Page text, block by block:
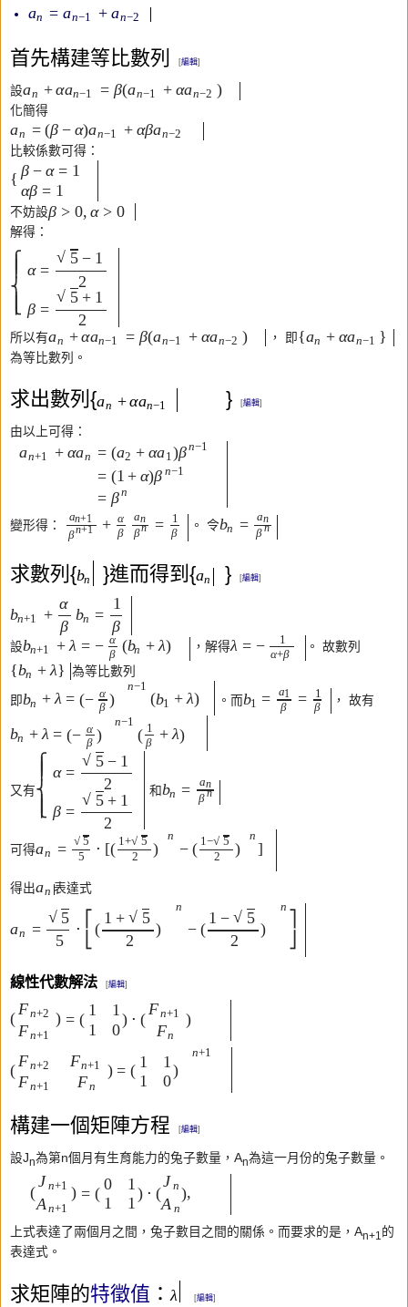
an = an−1 + an−2
首先構建等比數列 [編輯]
設an +αan−1 = β(an−1 + αan−2 )
化簡得
an = (β − α)an−1 + αβan−2
比較係數可得：
{ β − α = 1
αβ = 1
不妨設β > 0, α > 0
解得：
⎧
⎨
⎪⎪
⎪
α =
5
√ − 1
2
β =
5
√ + 1
2
所以有an +αan−1 = β(an−1 + αan−2 ) ， 即{an + αan−1 }
為等比數列。
求出數列{an +αan−1 } [編輯]
由以上可得：
an+1 + αan = (a2 + αa1)βn−1
= (1 + α)β n−1
= βn
變形得：
an+1
βn+1 + α
β
an
βn =
1
β
。 令bn = an
βn
求數列{bn }進而得到{an } [編輯]
bn+1 +
α
β
bn =
1
β
設bn+1 + λ = − α
β (bn + λ) ，解得λ = −
1
α+β
。 故數列
{bn + λ} 為等比數列
即bn +λ = (− α
β )
n−1
(b1 +λ) 。而b1 = a1
β =
1
β
， 故有
bn +λ = (− α
β )
n−1
( 1
β
+λ)
又有
⎧
⎨
⎪⎪
⎪
α =
5
√ − 1
2
β =
5
√ + 1
2
和bn = an
βn
可得an = 5
√
5
⋅ [( 1+ 5
√
2
)
n
− ( 1− 5
√
2
)
n
]
得出an 表達式
an =
5
√
5
⋅ (
1 + 5
√
2
)
n
− (
1 − 5
√
2
)
n
線性代數解法 [編輯]
(
Fn+2
Fn+1
) = ( 1
1
1
0
) ⋅ (
Fn+1
Fn
)
(
Fn+2
Fn+1
Fn+1
Fn
) = ( 1
1
1
0
)
n+1
構建一個矩陣方程 [編輯]
設Jn為第n個月有生育能力的兔子數量，An為這一月份的兔子數量。
(
J n+1
An+1
) = ( 0
1
1
1
) ⋅ (
J n
A n
),
上式表達了兩個月之間，兔子數目之間的關係。而要求的是，An+1 的
表達式。
求矩陣的特徵值 ：λ [編輯]